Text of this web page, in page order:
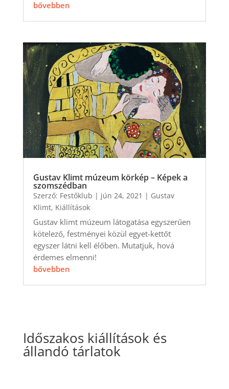
bővebben
Gustav Klimt múzeum körkép – Képek a
szomszédban
Szerző: Festőklub | jún 24, 2021 | Gustav
Klimt, Kiállítások
Gustav klimt múzeum látogatása egyszerűen
kötelező, festményei közül egyet-kettőt
egyszer látni kell élőben. Mutatjuk, hová
érdemes elmenni!
bővebben
Időszakos kiállítások és
állandó tárlatok